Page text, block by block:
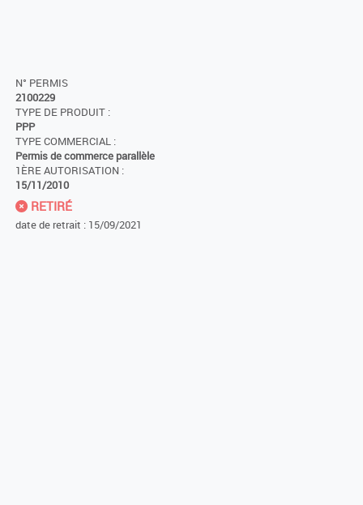
N° PERMIS
2100229
TYPE DE PRODUIT :
PPP
TYPE COMMERCIAL :
Permis de commerce parallèle
1ÈRE AUTORISATION :
15/11/2010
RETIRÉ
date de retrait : 15/09/2021